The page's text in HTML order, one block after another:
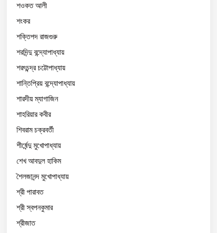
শওকত আলী
শংকর
শক্তিপদ রাজগুরু
শরদিন্দু বন্দ্যোপাধ্যায়
শরৎচন্দ্র চট্টোপাধ্যায়
শান্তিপ্রিয় বন্দ্যোপাধ্যায়
শারদীয় ম্যাগাজিন
শাহরিয়ার কবীর
শিবরাম চক্রবর্তী
শীর্ষেন্দু মুখোপাধ্যায়
শেখ আবদুল হাকিম
শৈলজানন্দ মুখোপাধ্যায়
শ্রী পারাবত
শ্রী স্বপনকুমার
শ্রীজাত